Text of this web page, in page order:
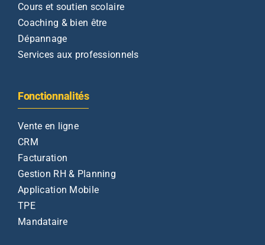
Cours et soutien scolaire
Coaching & bien être
Dépannage
Services aux professionnels
Fonctionnalités
Vente en ligne
CRM
Facturation
Gestion RH & Planning
Application Mobile
TPE
Mandataire